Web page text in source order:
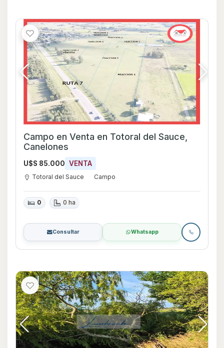
Campo en Venta en Totoral del Sauce,
Canelones
U$S 85.000 VENTA
Totoral del Sauce Campo
0 0 ha
Consultar Whatsapp